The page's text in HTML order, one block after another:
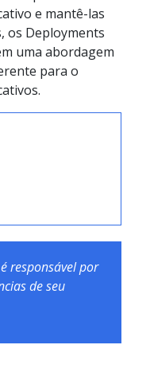
e mantê-las
os Deployments
uma abordagem
para o
responsável por
de seu